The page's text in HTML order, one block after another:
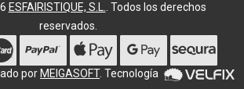
ESFAIRISTIQUE, S.L.. Todos los derechos
reservados.
por MEIGASOFT. Tecnología